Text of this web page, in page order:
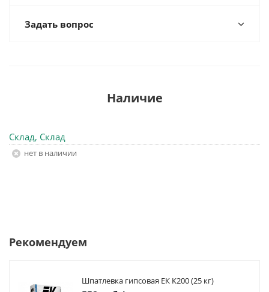
Задать вопрос
Наличие
Склад, Склад
Нет в наличии
Рекомендуем
Шпатлевка гипсовая ЕК К200 (25 кг)